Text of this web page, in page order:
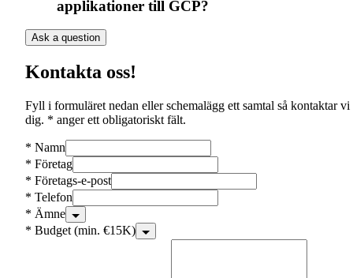
applikationer till GCP?
Ask a question
Kontakta oss!
Fyll i formuläret nedan eller schemalägg ett samtal så kontaktar vi
dig. * anger ett obligatoriskt fält.
* Namn
* Företag
* Företags-e-post
* Telefon
* Ämne
* Budget (min. €15K)